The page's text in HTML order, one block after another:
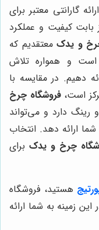
گارانتی معتبر برای
بابت کیفیت و عملکرد
و یدکمعتقدیم که
است و همواره تلاش
دهیم. در مقایسه با
است،فروشگاه چرخ
دارد و می‌تواند
ارائه دهد. انتخاب
چرخ و یدک برای
هستید، فروشگاه
زمینه به شما ارائه